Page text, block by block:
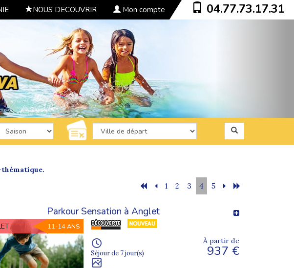
NOUS DECOUVRIR Mon compte 04.77.73.17.31
thématique.
1 2 3 4 5
Parkour Sensation à Anglet
11-14 ANS
Séjour de 7 jour(s)
À partir de
937 €